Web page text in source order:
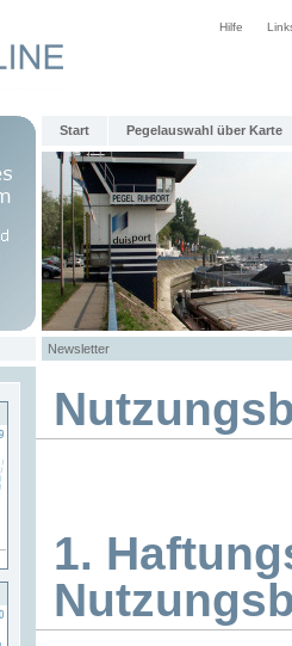
Hilfe
Start Pegelauswahl über Karte
Newsletter
1.